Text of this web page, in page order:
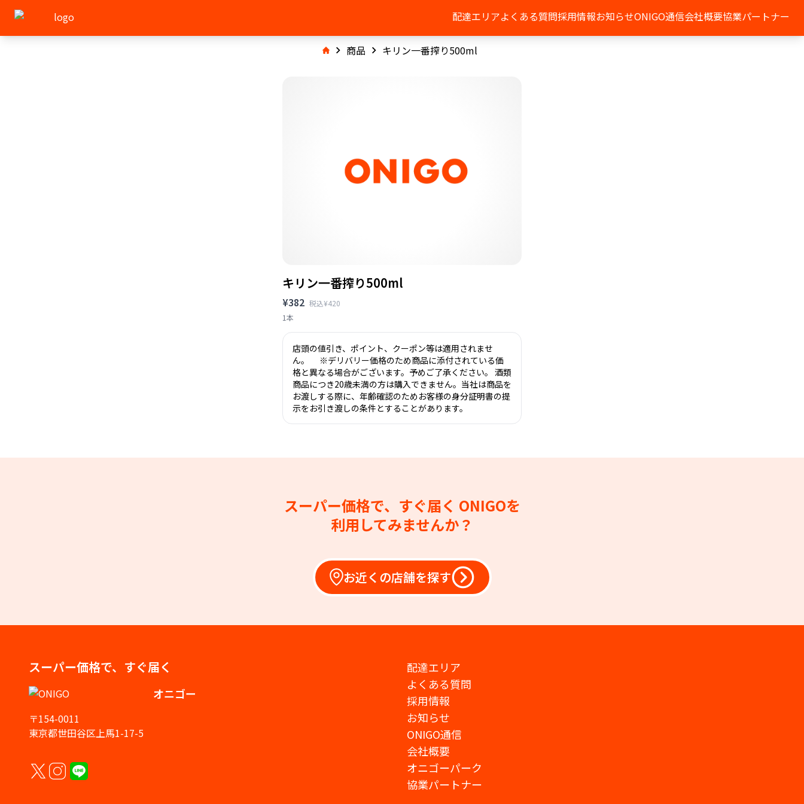
配達エリアよくある質問採用情報お知らせONIGO通信会社概要協業パートナー
商品 キリン一番搾り500ml
キリン一番搾り500ml
¥382 税込¥420
1本
店頭の値引き、ポイント、クーポン等は適用されませ
ん。 ※デリバリー価格のため商品に添付されている価
格と異なる場合がございます。予めご了承ください。 酒類
商品につき20歳未満の方は購入できません。当社は商品を
お渡しする際に、年齢確認のためお客様の身分証明書の提
示をお引き渡しの条件とすることがあります。
スーパー価格で、すぐ届く ONIGOを
利用してみませんか？
お近くの店舗を探す
スーパー価格で、すぐ届く
オニゴー
〒154-0011
東京都世田谷区上馬1-17-5
配達エリア
よくある質問
採用情報
お知らせ
ONIGO通信
会社概要
オニゴーパーク
協業パートナー